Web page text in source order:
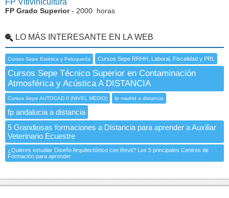
FP Vitivinicultura
FP Grado Superior- 2000 horas
LO MÁS INTERESANTE EN LA WEB
Cursos Sepe Estética y Peluquería Cursos Sepe RRHH, Laboral, Fiscalidad y PRL
Cursos Sepe Técnico Superior en Contaminación
Atmosférica y Acústica A DISTANCIA
Cursos Sepe AUTOCAD II (NIVEL MEDIO) fp madrid a distancia
fp andalucia a distancia
5 Grandiosas formaciones a Distancia para aprender a Auxiliar
Veterinario Ecuestre
¿Quieres estudiar Diseño Arquitectónico con Revit? Los 5 principales Centros de
Formación para aprender